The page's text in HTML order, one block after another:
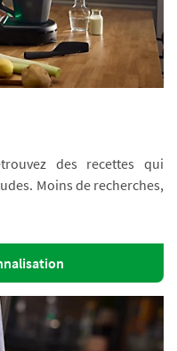
des recettes qui
Moins de recherches,